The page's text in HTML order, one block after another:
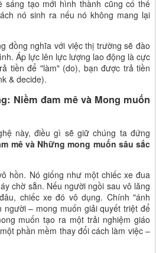
sáng tạo mới hình thành cũng có thể
nó sinh ra nếu nó không mang lại
đồng nghĩa với việc thị trường sẽ đào
Áp lực lên lực lượng lao động là cực
tiền để "làm" (do), bạn được trả tiền
& decide).
Niềm đam mê và Mong muốn
này, điều gì sẽ giữ chúng ta đứng
mê và Những mong muốn sâu sắc
hồn. Nó giống như một chiếc xe đua
chờ sẵn. Nếu người ngồi sau vô lăng
chiếc xe đó vô dụng. Chính "ánh
– mong muốn giải quyết triệt để
muốn tạo ra một trải nghiệm giáo
phần mềm thay đổi cách làm việc –